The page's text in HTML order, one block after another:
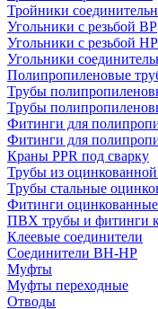
Тройники
Угольники с резьбой ВР
Угольники с резьбой НР
Угольники
Полипропиленовые
Трубы
Трубы
Фитинги для
Фитинги для
Краны PPR под сварку
Трубы из
Трубы стальные
Фитинги оцинкованные
ПВХ трубы и фитинги
Клеевые соединители
Соединители ВН-НР
Муфты
Муфты переходные
Отводы